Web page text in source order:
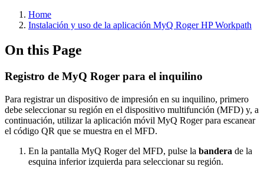
Home
Instalación y uso de la aplicación MyQ Roger HP Workpath
On this Page
Registro de MyQ Roger para el inquilino
Para registrar un dispositivo de impresión en su inquilino, primero
debe seleccionar su región en el dispositivo multifunción (MFD) y, a
continuación, utilizar la aplicación móvil MyQ Roger para escanear
el código QR que se muestra en el MFD.
En la pantalla MyQ Roger del MFD, pulse la bandera de la
esquina inferior izquierda para seleccionar su región.